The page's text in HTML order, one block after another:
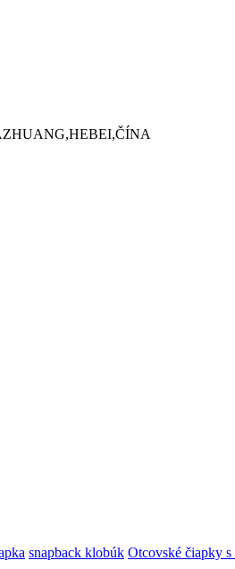
snapback klobúk Otcovské čiapky